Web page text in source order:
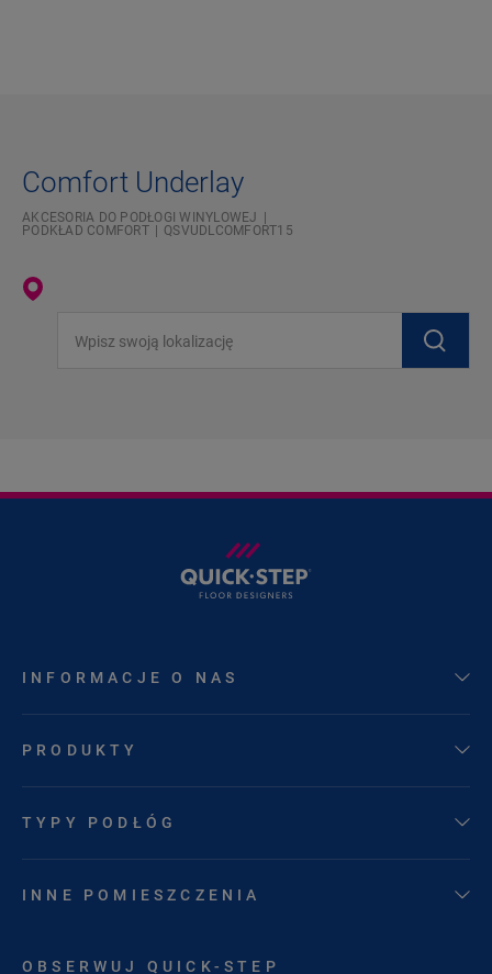
Comfort Underlay
AKCESORIA DO PODŁOGI WINYLOWEJ
PODKŁAD COMFORT
QSVUDLCOMFORT15
INFORMACJE O NAS
PRODUKTY
TYPY PODŁÓG
INNE POMIESZCZENIA
OBSERWUJ QUICK-STEP